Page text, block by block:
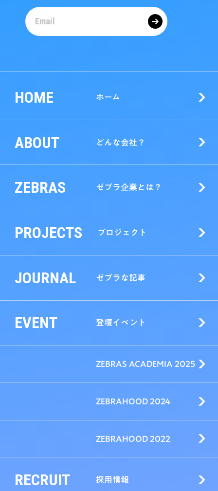
HOME ホーム
ABOUT どんな会社？
ZEBRAS ゼブラ企業とは？
PROJECTS プロジェクト
JOURNAL ゼブラな記事
EVENT 登壇イベント
ZEBRAS ACADEMIA 2025
ZEBRAHOOD 2024
ZEBRAHOOD 2022
RECRUIT 採用情報